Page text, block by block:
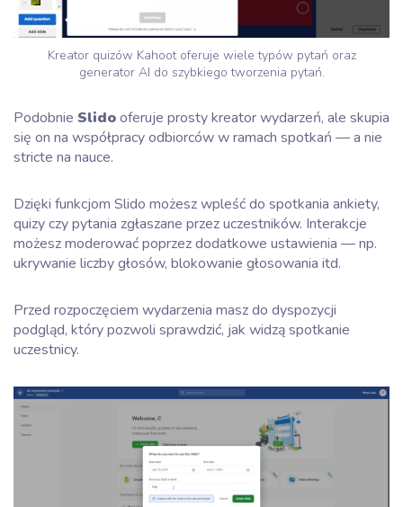
Kreator quizów Kahoot oferuje wiele typów pytań oraz
generator AI do szybkiego tworzenia pytań.
Podobnie Slidooferuje prosty kreator wydarzeń, ale skupia
się on na współpracy odbiorców w ramach spotkań — a nie
stricte na nauce.
Dzięki funkcjom Slido możesz wpleść do spotkania ankiety,
quizy czy pytania zgłaszane przez uczestników. Interakcje
możesz moderować poprzez dodatkowe ustawienia — np.
ukrywanie liczby głosów, blokowanie głosowania itd.
Przed rozpoczęciem wydarzenia masz do dyspozycji
podgląd, który pozwoli sprawdzić, jak widzą spotkanie
uczestnicy.